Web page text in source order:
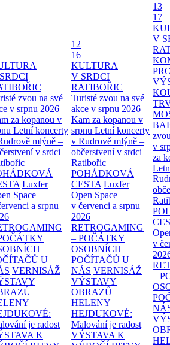
zvou na své
v srpnu 2026
za kopanou v
Letní koncerty
mlýně –
v srdci
Luxfer
Space
a srpnu
U
VERNISÁŽ
je radost
K
12
16
KULTURA
V SRDCI
RATIBOŘIC
Turisté zvou na své
akce v srpnu 2026
Kam za kopanou v
srpnu Letní koncerty
v Rudrově mlýně –
občerstvení v srdci
Ratibořic
POHÁDKOVÁ
CESTA Luxfer
Open Space
v červenci a srpnu
2026
RETROGAMING
– POČÁTKY
OSOBNÍCH
POČÍTAČŮ U
NÁS VERNISÁŽ
VÝSTAVY
OBRAZŮ
HELENY
HEJDUKOVÉ:
Malování je radost
VÝSTAVA K
13
17
V
v
za
v
–